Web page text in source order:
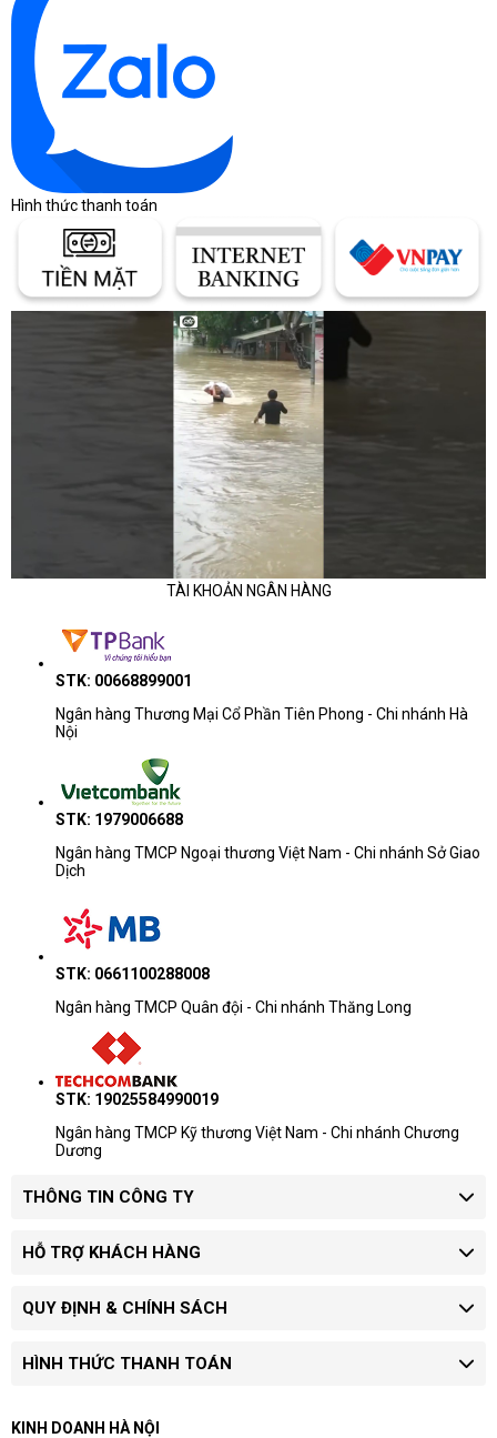
Hình thức thanh toán
TÀI KHOẢN NGÂN HÀNG
STK: 00668899001
Ngân hàng Thương Mại Cổ Phần Tiên Phong - Chi nhánh Hà
Nội
STK: 1979006688
Ngân hàng TMCP Ngoại thương Việt Nam - Chi nhánh Sở Giao
Dịch
STK: 0661100288008
Ngân hàng TMCP Quân đội - Chi nhánh Thăng Long
STK: 19025584990019
Ngân hàng TMCP Kỹ thương Việt Nam - Chi nhánh Chương
Dương
THÔNG TIN CÔNG TY
HỖ TRỢ KHÁCH HÀNG
QUY ĐỊNH & CHÍNH SÁCH
HÌNH THỨC THANH TOÁN
KINH DOANH HÀ NỘI